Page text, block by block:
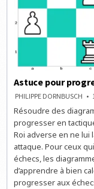
Astuce pour
PHILIPPE DORNBUSCH
Résoudre des
progresser en
Roi adverse en ne lui
attaque. Pour ceux
échecs, les
d’apprendre à bien
progresser aux